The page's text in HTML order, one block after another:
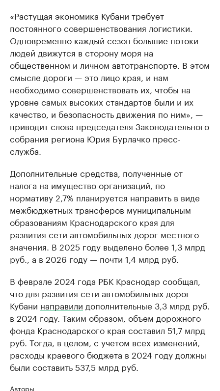
«Растущая экономика Кубани требует
постоянного совершенствования логистики.
Одновременно каждый сезон большие потоки
людей движутся в сторону моря на
общественном и личном автотранспорте. В этом
смысле дороги — это лицо края, и нам
необходимо совершенствовать их, чтобы на
уровне самых высоких стандартов были и их
качество, и безопасность движения по ним», —
приводит слова председателя Законодательного
собрания региона Юрия Бурлачко пресс-
служба.
Дополнительные средства, полученные от
налога на имущество организаций, по
нормативу 2,7% планируется направить в виде
межбюджетных трансферов муниципальным
образованиям Краснодарского края для
развития сети автомобильных дорог местного
значения. В 2025 году выделено более 1,3 млрд
руб., а в 2026 году — почти 1,4 млрд руб.
В феврале 2024 года РБК Краснодар сообщал,
что для развития сети автомобильных дорог
Кубани направили дополнительные 3,3 млрд руб.
в 2024 году. Таким образом, объем дорожного
фонда Краснодарского края составил 51,7 млрд
руб. Тогда, в целом, с учетом всех изменений,
расходы краевого бюджета в 2024 году должны
были составить 537,5 млрд руб.
Авторы